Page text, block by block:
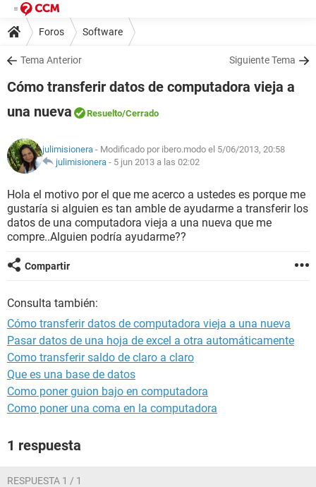
Foros Software
Tema Anterior Siguiente Tema
Cómo transferir datos de computadora vieja a
una nueva
Resuelto/Cerrado
julimisionera - Modificado por ibero.modo el 5/06/2013, 20:58
julimisionera - 5 jun 2013 a las 02:02
Hola el motivo por el que me acerco a ustedes es porque me
gustaría si alguien es tan amble de ayudarme a transferir los
datos de una computadora vieja a una nueva que me
compre..Alguien podría ayudarme??
Compartir
Consulta también:
Cómo transferir datos de computadora vieja a una nueva
Pasar datos de una hoja de excel a otra automáticamente
Como transferir saldo de claro a claro
Que es una base de datos
Como poner guion bajo en computadora
Como poner una coma en la computadora
1 respuesta
RESPUESTA 1 / 1